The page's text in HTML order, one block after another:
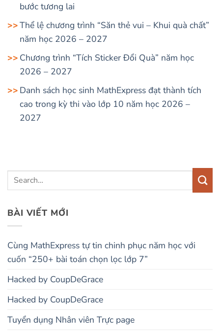
bước tương lai
Thể lệ chương trình “Săn thẻ vui – Khui quà chất”
năm học 2026 – 2027
Chương trình “Tích Sticker Đổi Quà” năm học
2026 – 2027
Danh sách học sinh MathExpress đạt thành tích
cao trong kỳ thi vào lớp 10 năm học 2026 –
2027
BÀI VIẾT MỚI
Cùng MathExpress tự tin chinh phục năm học với
cuốn “250+ bài toán chọn lọc lớp 7”
Hacked by CoupDeGrace
Hacked by CoupDeGrace
Tuyển dụng Nhân viên Trực page